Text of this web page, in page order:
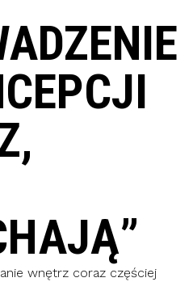
wnętrz coraz częściej